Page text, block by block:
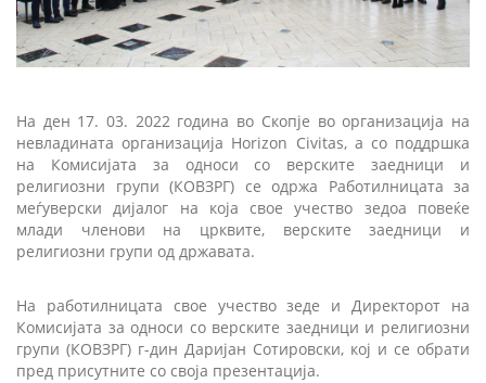
На ден 17. 03. 2022 година во Скопје во организација на
невладината организација Horizon Civitas, а со поддршка
на Комисијата за односи со верските заедници и
религиозни групи (КОВЗРГ) се одржа Работилницата за
меѓуверски дијалог на која свое учество зедоа повеќе
млади членови на црквите, верските заедници и
религиозни групи од државата.
На работилницата свое учество зеде и Директорот на
Комисијата за односи со верските заедници и религиозни
групи (КОВЗРГ) г-дин Даријан Сотировски, кој и се обрати
пред присутните со своја презентација.